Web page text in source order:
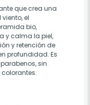
que crea una
el
bio,
y calma la piel,
y retención de
profundidad. Es
sin